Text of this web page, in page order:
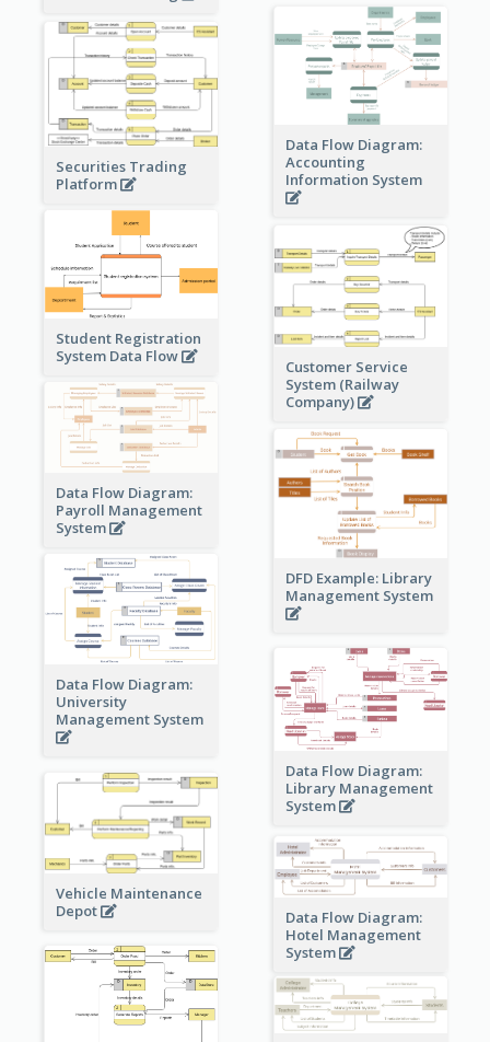
Data Flow Diagram:
Accounting
Information System
Securities Trading
Platform
Student Registration
System Data Flow
Customer Service
System (Railway
Company)
Data Flow Diagram:
Payroll Management
System
DFD Example: Library
Management System
Data Flow Diagram:
University
Management System
Data Flow Diagram:
Library Management
System
Vehicle Maintenance
Depot
Data Flow Diagram:
Hotel Management
System